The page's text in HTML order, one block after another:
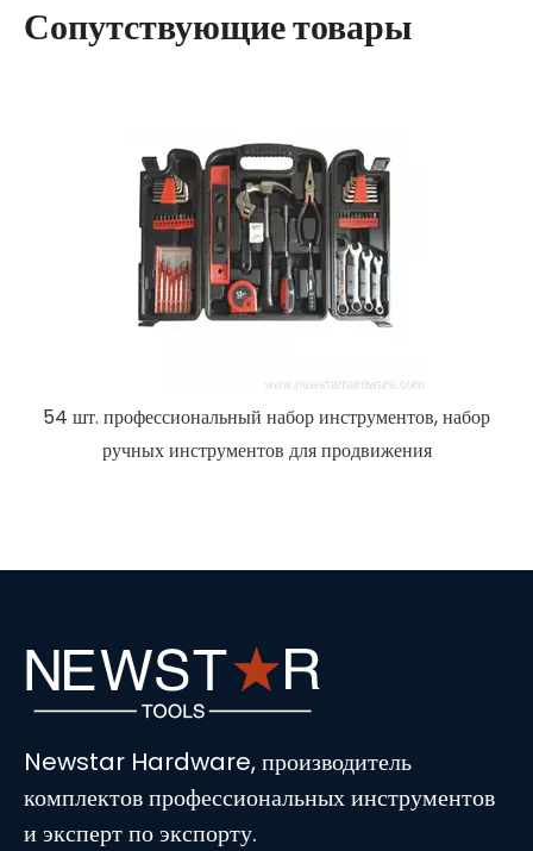
Сопутствующие товары
54 шт. профессиональный набор инструментов, набор
ручных инструментов для продвижения
Newstar Hardware, производитель
комплектов профессиональных инструментов
и эксперт по экспорту.